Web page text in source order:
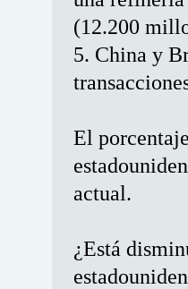
(12.200
5. China y
El
actual.
¿Está